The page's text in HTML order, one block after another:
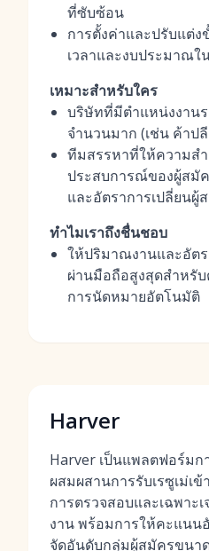
ที่ซับซ้อน
การตั้งค่าและปรับแต่
เวลาและงบประมาณใ
เหมาะสำหรับใคร
บริษัทที่มีตำแหน่งงาน
จำนวนมาก (เช่น ค้าป
ทีมสรรหาที่ให้ความส
ประสบการณ์ของผู้สมั
และอัตราการเปลี่ยนผู้
ทำไมเราถึงชื่นชอบ
ให้ปริมาณงานและอัต
ผ่านมือถือสูงสุดสำหรั
การนัดหมายอัตโนมัติ
Harver
Harver เป็นแพลตฟอร์มก
ผสมผสานการรับเรซูเม่เ
การตรวจสอบและเฉพาะ
งาน พร้อมการให้คะแนน
จัดอันดับกลุ่มผู้สมัครขนา